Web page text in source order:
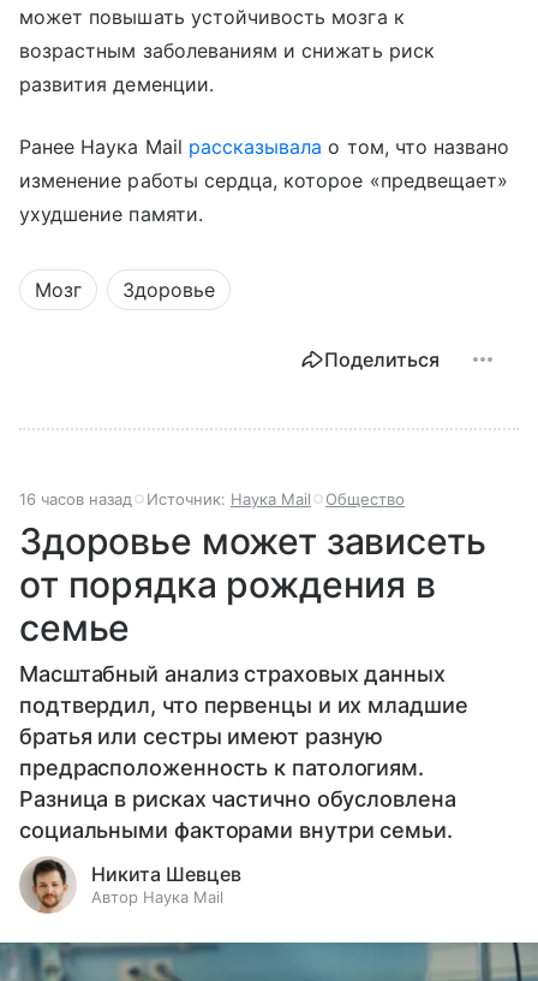
может повышать устойчивость мозга к
возрастным заболеваниям и снижать риск
развития деменции.
Ранее Наука Mail рассказывала о том, что названо
изменение работы сердца, которое «предвещает»
ухудшение памяти.
Мозг Здоровье
Поделиться
16 часов назад Источник: Наука Mail Общество
Здоровье может зависеть
от порядка рождения в
семье
Масштабный анализ страховых данных
подтвердил, что первенцы и их младшие
братья или сестры имеют разную
предрасположенность к патологиям.
Разница в рисках частично обусловлена
социальными факторами внутри семьи.
Никита Шевцев
Автор Наука Mail